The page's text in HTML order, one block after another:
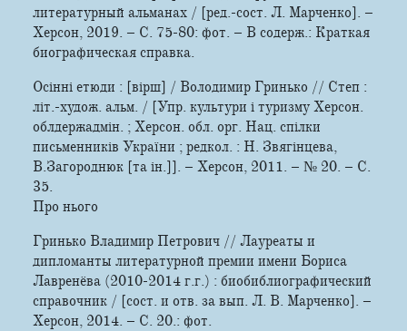
литературный альманах / [ред.-сост. Л. Марченко]. –
Херсон, 2019. – С. 75-80: фот. – В содерж.: Краткая
биографическая справка.
Осінні етюди : [вірш] / Володимир Гринько // Степ :
літ.-худож. альм. / [Упр. культури і туризму Херсон.
облдержадмін. ; Херсон. обл. орг. Нац. спілки
письменників України ; редкол. : Н. Звягінцева,
В.Загороднюк [та ін.]]. – Херсон, 2011. – № 20. – С.
35.
Про нього
Гринько Владимир Петрович // Лауреаты и
дипломанты литературной премии имени Бориса
Лавренёва (2010-2014 г.г.) : биобиблиографический
справочник / [сост. и отв. за вып. Л. В. Марченко]. –
Херсон, 2014. – С. 20.: фот.